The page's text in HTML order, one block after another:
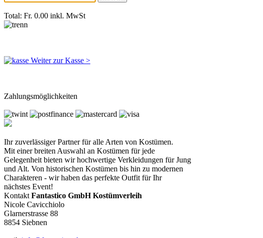
Total: Fr. 0.00 inkl. MwSt
Weiter zur Kasse >
Zahlungsmöglichkeiten
Ihr zuverlässiger Partner für alle Arten von Kostümen.
Mit einer breiten Auswahl an Kostümen für jede
Gelegenheit bieten wir hochwertige Verkleidungen für Jung
und Alt. Von historischen Kostümen bis hin zu modernen
Charakteren - wir haben das perfekte Outfit für Ihr
nächstes Event!
Kontakt Fantastico GmbH Kostümverleih
Nicole Cavicchiolo
Glarnerstrasse 88
8854 Siebnen